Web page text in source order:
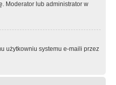
Moderator lub administrator w
użytkowniu systemu e-maili przez